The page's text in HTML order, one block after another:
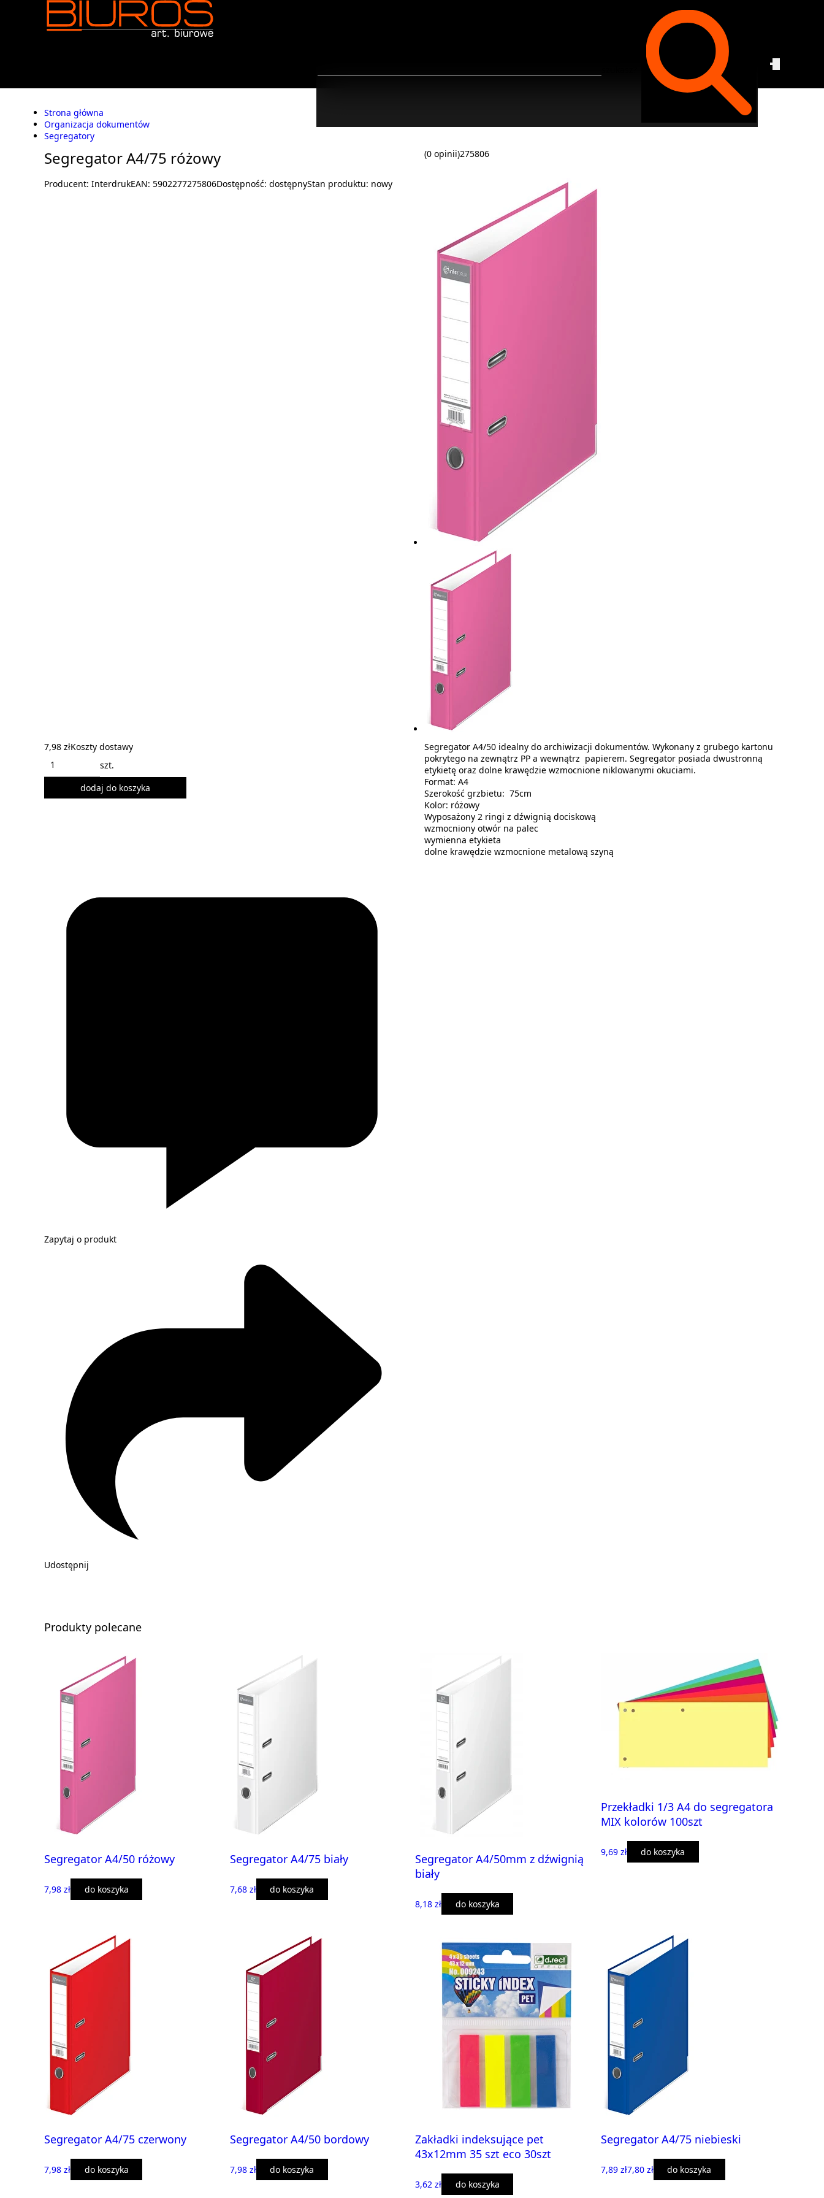
Strona główna
Organizacja dokumentów
Segregatory
Segregator A4/75 różowy (0 opinii)275806
Producent: InterdrukEAN: 5902277275806Dostępność: dostępnyStan produktu: nowy
7,98 złKoszty dostawy
szt.
dodaj do koszyka
Segregator A4/50 idealny do archiwizacji dokumentów. Wykonany z grubego kartonu
pokrytego na zewnątrz PP a wewnątrz papierem. Segregator posiada dwustronną
etykietę oraz dolne krawędzie wzmocnione niklowanymi okuciami.
Format: A4
Szerokość grzbietu: 75cm
Kolor: różowy
Wyposażony 2 ringi z dźwignią dociskową
wzmocniony otwór na palec
wymienna etykieta
dolne krawędzie wzmocnione metalową szyną
Zapytaj o produkt
Udostępnij
Produkty polecane
Segregator A4/50 różowy
7,98 zł do koszyka
Segregator A4/75 biały
7,68 zł do koszyka
Segregator A4/50mm z dźwignią
biały
8,18 zł do koszyka
Przekładki 1/3 A4 do segregatora
MIX kolorów 100szt
9,69 zł do koszyka
Segregator A4/75 czerwony
7,98 zł do koszyka
Segregator A4/50 bordowy
7,98 zł do koszyka
Zakładki indeksujące pet
43x12mm 35 szt eco 30szt
3,62 zł do koszyka
Segregator A4/75 niebieski
7,89 zł7,80 zł do koszyka